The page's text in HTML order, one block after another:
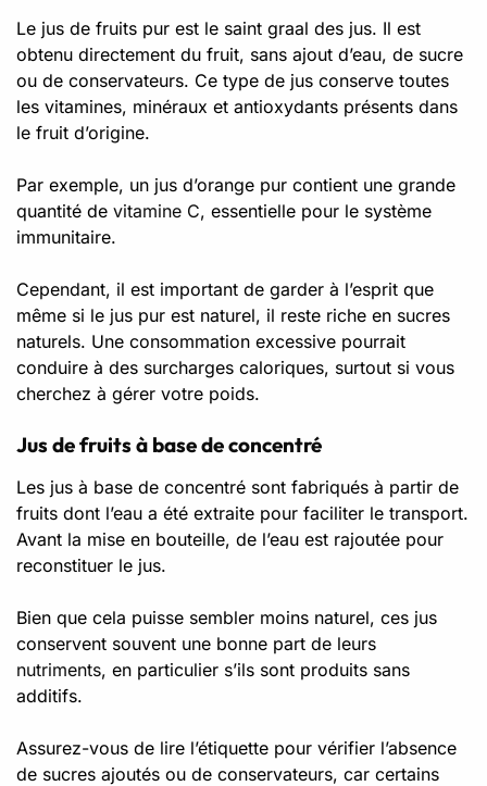
Le jus de fruits pur est le saint graal des jus. Il est
obtenu directement du fruit, sans ajout d’eau, de sucre
ou de conservateurs. Ce type de jus conserve toutes
les vitamines, minéraux et antioxydants présents dans
le fruit d’origine.
Par exemple, un jus d’orange pur contient une grande
quantité de vitamine C, essentielle pour le système
immunitaire.
Cependant, il est important de garder à l’esprit que
même si le jus pur est naturel, il reste riche en sucres
naturels. Une consommation excessive pourrait
conduire à des surcharges caloriques, surtout si vous
cherchez à gérer votre poids.
Jus de fruits à base de concentré
Les jus à base de concentré sont fabriqués à partir de
fruits dont l’eau a été extraite pour faciliter le transport.
Avant la mise en bouteille, de l’eau est rajoutée pour
reconstituer le jus.
Bien que cela puisse sembler moins naturel, ces jus
conservent souvent une bonne part de leurs
nutriments, en particulier s’ils sont produits sans
additifs.
Assurez-vous de lire l’étiquette pour vérifier l’absence
de sucres ajoutés ou de conservateurs, car certains